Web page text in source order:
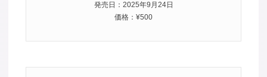
発売日：2025年9月24日
価格：¥500